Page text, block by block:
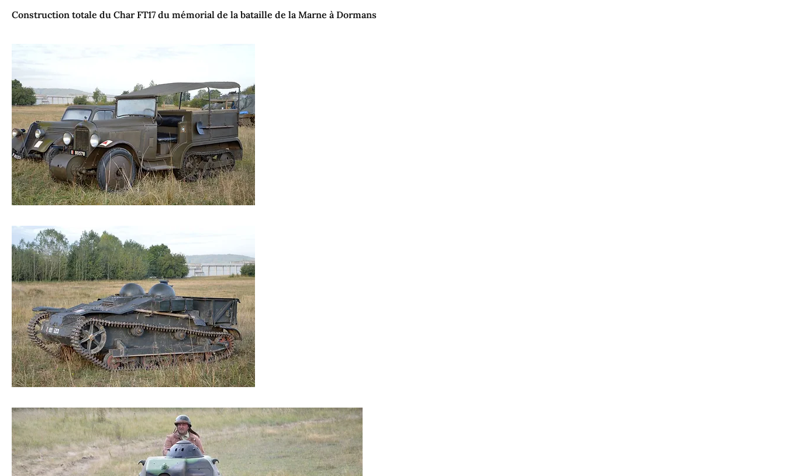
Construction totale du Char FT17 du mémorial de la bataille de la Marne à Dormans